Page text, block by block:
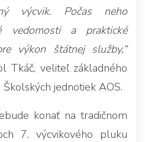
výcvik. Počas neho
vedomosti a praktické
výkon štátnej služby,“
Tkáč, veliteľ základného
jednotiek AOS.
konať na tradičnom
7. výcvikového pluku